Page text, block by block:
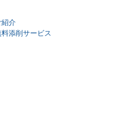
紹介
添削サービス